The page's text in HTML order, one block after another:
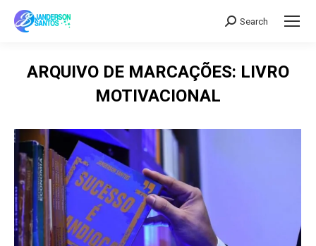
Search:
Search
ARQUIVO DE MARCAÇÕES: LIVRO
MOTIVACIONAL